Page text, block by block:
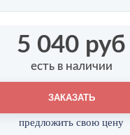
5 040 руб
есть в наличии
ЗАКАЗАТЬ
предложить свою цену